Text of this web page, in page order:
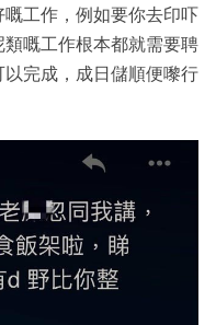
工作，例如要你去印吓
嘅工作根本都就需要聘
完成，成日儲順便嚟行